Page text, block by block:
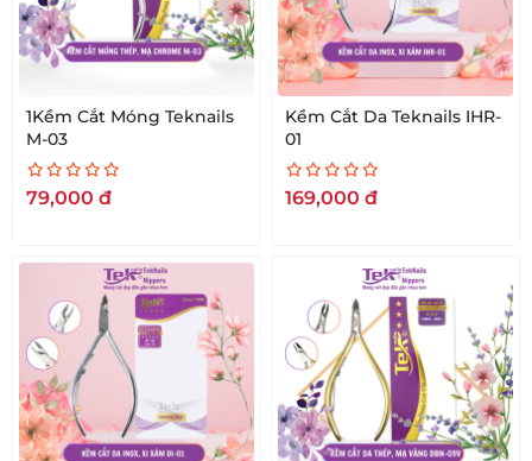
1Kềm Cắt Móng Teknails
M-03
79,000 đ
Kềm Cắt Da Teknails IHR-
01
169,000 đ